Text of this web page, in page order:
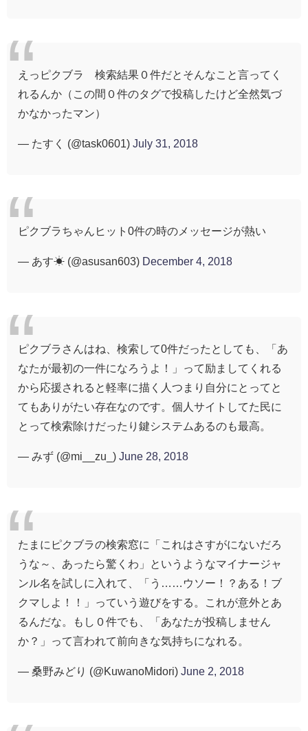
えっピクブラ 検索結果０件だとそんなこと言ってく
れるんか（この間０件のタグで投稿したけど全然気づ
かなかったマン）
— たすく (@task0601) July 31, 2018
ピクブラちゃんヒット0件の時のメッセージが熱い
— あす☀ (@asusan603) December 4, 2018
ピクブラさんはね、検索して0件だったとしても、「あ
なたが最初の一件になろうよ！」って励ましてくれる
から応援されると軽率に描く人つまり自分にとってと
てもありがたい存在なのです。個人サイトしてた民に
とって検索除けだったり鍵システムあるのも最高。
— みず (@mi__zu_) June 28, 2018
たまにピクブラの検索窓に「これはさすがにないだろ
うな～、あったら驚くわ」というようなマイナージャ
ンル名を試しに入れて、「う……ウソー！？ある！ブ
クマしよ！！」っていう遊びをする。これが意外とあ
るんだな。もし０件でも、「あなたが投稿しません
か？」って言われて前向きな気持ちになれる。
— 桑野みどり (@KuwanoMidori) June 2, 2018